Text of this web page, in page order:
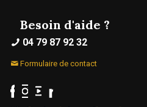
Besoin d'aide ?
04 79 87 92 32
Formulaire de contact